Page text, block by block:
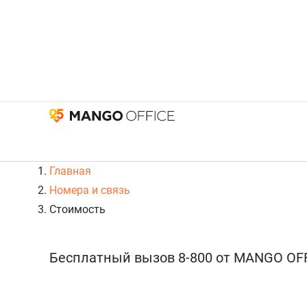
Главная
Номера и связь
Стоимость
Бесплатный вызов 8-800 от MANGO